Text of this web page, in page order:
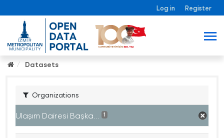
Log in Register
Datasets
Organizations
Ulaşım Dairesi Başka... 1